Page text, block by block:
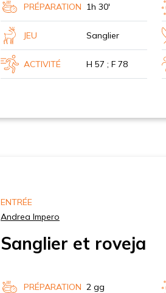
PRÉPARATION 1h 30'
JEU Sanglier
ACTIVITÉ H 57 ; F 78
ENTRÉE
Andrea Impero
Sanglier et roveja
PRÉPARATION 2 gg